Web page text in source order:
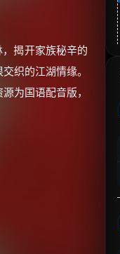
揭开家族秘辛的
织的江湖情缘。
为国语配音版，